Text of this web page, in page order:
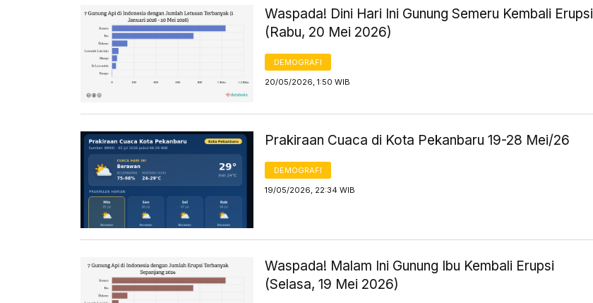
Waspada! Dini Hari Ini Gunung Semeru Kembali Erupsi
(Rabu, 20 Mei 2026)
DEMOGRAFI
20/05/2026, 1:50 WIB
Prakiraan Cuaca di Kota Pekanbaru 19-28 Mei/26
DEMOGRAFI
19/05/2026, 22:34 WIB
Waspada! Malam Ini Gunung Ibu Kembali Erupsi
(Selasa, 19 Mei 2026)